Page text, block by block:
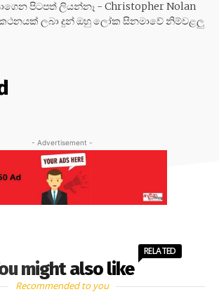
පිටපත් ලියන්නෑ - Christopher Nolan
ලබා දුන් ඔහු ලෝක සිනමාවේ නිම්වළලු
- Advertisement -
might also like
RELATED
Recommended to you